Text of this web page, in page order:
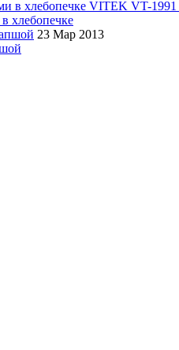
хлебопечке
23 Мар 2013